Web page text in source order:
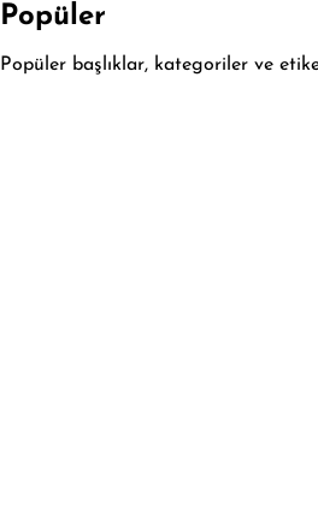
Popüler
Popüler başlıklar, kategoriler ve